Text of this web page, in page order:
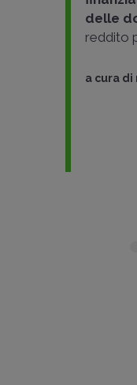
delle
reddito
a cura di